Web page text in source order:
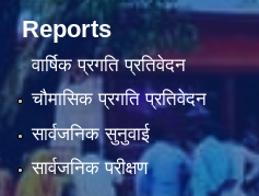
Reports
वार्षिक प्रगति प्रतिवेदन
चौमासिक प्रगति प्रतिवेदन
सार्वजनिक सुनुवाई
सार्वजनिक परीक्षण